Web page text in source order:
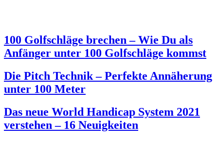
100 Golfschläge brechen – Wie Du als
Anfänger unter 100 Golfschläge kommst
Die Pitch Technik – Perfekte Annäherung
unter 100 Meter
Das neue World Handicap System 2021
verstehen – 16 Neuigkeiten